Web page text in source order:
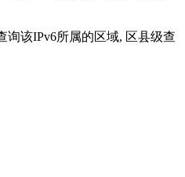
询该IPv6所属的区域, 区县级查